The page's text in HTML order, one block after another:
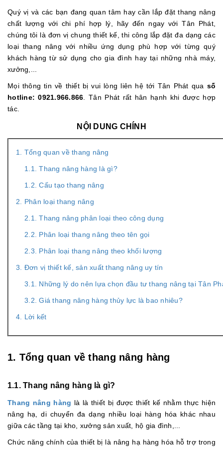
Quý vị và các bạn đang quan tâm hay cần lắp đặt thang nâng
chất lượng với chi phí hợp lý, hãy đến ngay với Tân Phát,
chúng tôi là đơn vị chung thiết kế, thi công lắp đặt đa dạng các
loại thang nâng với nhiều ứng dụng phù hợp với từng quý
khách hàng từ sử dụng cho gia đình hay tại những nhà máy,
xưởng,...
Mọi thông tin về thiết bị vui lòng liên hệ tới Tân Phát qua số
hotline: 0921.966.866 . Tân Phát rất hân hạnh khi được hợp
tác.
NỘI DUNG CHÍNH
1. Tổng quan về thang nâng
1.1. Thang nâng hàng là gì?
1.2. Cấu tạo thang nâng
2. Phân loại thang nâng
2.1. Thang nâng phân loại theo công dụng
2.2. Phân loại thang nâng theo tên gọi
2.3. Phân loại thang nâng theo khối lượng
3. Đơn vị thiết kế, sản xuất thang nâng uy tín
3.1. Những lý do nên lựa chọn đầu tư thang nâng tại Tân
3.2. Giá thang nâng hàng thủy lực là bao nhiêu?
4. Lời kết
1. Tổng quan về thang nâng hàng
1.1. Thang nâng hàng là gì?
Thang nâng hàng là là thiết bị được thiết kế nhằm thực hiện
nâng hạ, di chuyển đa dạng nhiều loại hàng hóa khác nhau
giữa các tầng tại kho, xưởng sản xuất, hộ gia đình,...
Chức năng chính của thiết bị là nâng hạ hàng hóa hỗ trợ trong